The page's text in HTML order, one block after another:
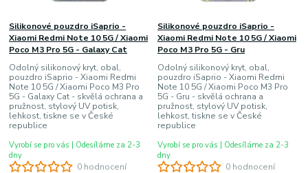
0 hodnocení
Silikonové pouzdro iSaprio -
Xiaomi Redmi Note 10 5G / Xiaomi
Poco M3 Pro 5G - Galaxy Cat
Odolný silikonový kryt, obal,
pouzdro iSaprio - Xiaomi Redmi
Note 10 5G / Xiaomi Poco M3 Pro
5G - Galaxy Cat - skvělá ochrana a
pružnost, stylový UV potisk,
lehkost, tiskne se v České
republice
Vyrobí se pro vás | Odesíláme za 2-3
dny
0 hodnocení
Silikonové pouzdro iSaprio -
Xiaomi Redmi Note 10 5G / Xiaomi
Poco M3 Pro 5G - Gru
Odolný silikonový kryt, obal,
pouzdro iSaprio - Xiaomi Redmi
Note 10 5G / Xiaomi Poco M3 Pro
5G - Gru - skvělá ochrana a
pružnost, stylový UV potisk,
lehkost, tiskne se v České
republice
Vyrobí se pro vás | Odesíláme za 2-3
dny